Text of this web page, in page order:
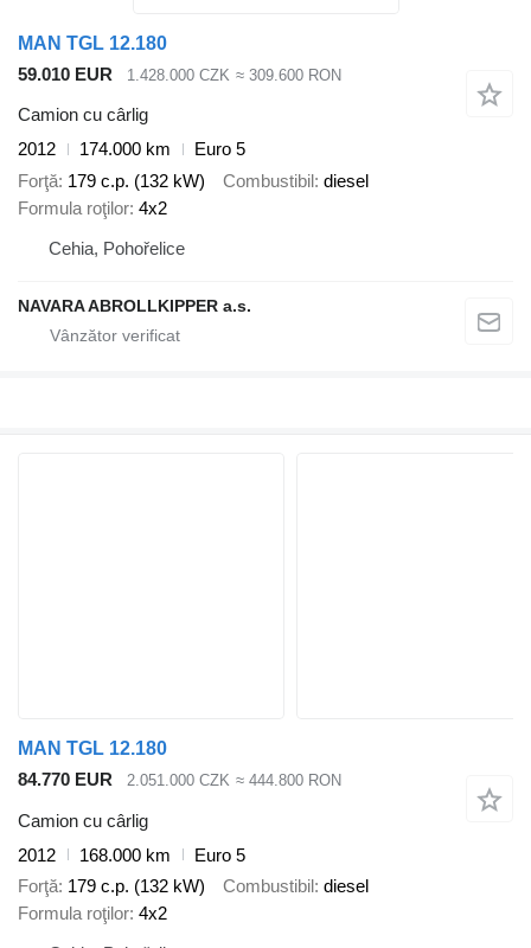
MAN TGL 12.180
59.010 EUR
1.428.000 CZK ≈ 309.600 RON
Camion cu cârlig
2012
174.000 km
Euro 5
Forţă 179 c.p. (132 kW) Combustibil diesel
Formula roţilor 4x2
Cehia, Pohořelice
NAVARA ABROLLKIPPER a.s.
MAN TGL 12.180
84.770 EUR
2.051.000 CZK ≈ 444.800 RON
Camion cu cârlig
2012
168.000 km
Euro 5
Forţă 179 c.p. (132 kW) Combustibil diesel
Formula roţilor 4x2